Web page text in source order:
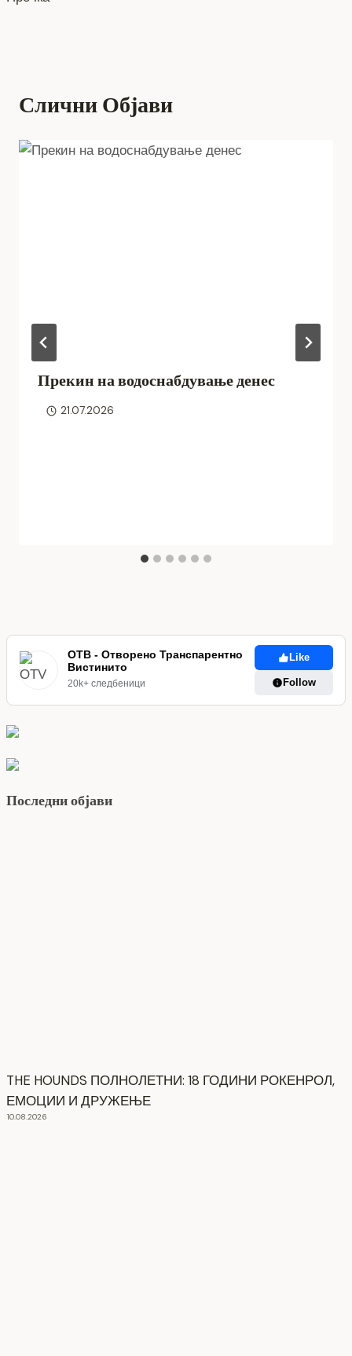
Слични Објави
Прекин на водоснабдување денес
21.07.2026
ОТВ - Отворено Транспарентно
Вистинито
20k+ следбеници
Like
Follow
Последни објави
THE HOUNDS ПОЛНОЛЕТНИ: 18 ГОДИНИ РОКЕНРОЛ,
ЕМОЦИИ И ДРУЖЕЊЕ
10.08.2026